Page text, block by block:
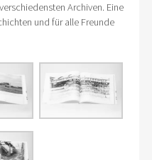
Archiven. Eine
und für alle Freunde